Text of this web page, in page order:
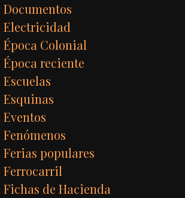
Documentos
Electricidad
Época Colonial
Época reciente
Escuelas
Esquinas
Eventos
Fenómenos
Ferias populares
Ferrocarril
Fichas de Hacienda